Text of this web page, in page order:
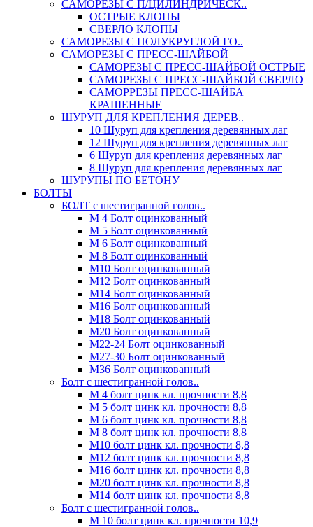
САМОРЕЗЫ С П/ЦИЛИНДРИЧЕСК..
ОСТРЫЕ КЛОПЫ
СВЕРЛО КЛОПЫ
САМОРЕЗЫ С ПОЛУКРУГЛОЙ ГО..
САМОРЕЗЫ С ПРЕСС-ШАЙБОЙ
САМОРЕЗЫ С ПРЕСС-ШАЙБОЙ ОСТРЫЕ
САМОРЕЗЫ С ПРЕСС-ШАЙБОЙ СВЕРЛО
САМОРРЕЗЫ ПРЕСС-ШАЙБА
КРАШЕННЫЕ
ШУРУП ДЛЯ КРЕПЛЕНИЯ ДЕРЕВ..
10 Шуруп для крепления деревянных лаг
12 Шуруп для крепления деревянных лаг
6 Шуруп для крепления деревянных лаг
8 Шуруп для крепления деревянных лаг
ШУРУПЫ ПО БЕТОНУ
БОЛТЫ
БОЛТ с шестигранной голов..
М 4 Болт оцинкованный
М 5 Болт оцинкованный
М 6 Болт оцинкованный
М 8 Болт оцинкованный
М10 Болт оцинкованный
М12 Болт оцинкованный
М14 Болт оцинкованный
М16 Болт оцинкованный
М18 Болт оцинкованный
М20 Болт оцинкованный
М22-24 Болт оцинкованный
М27-30 Болт оцинкованный
М36 Болт оцинкованный
Болт с шестигранной голов..
М 4 болт цинк кл. прочности 8,8
М 5 болт цинк кл. прочности 8,8
М 6 болт цинк кл. прочности 8,8
М 8 болт цинк кл. прочности 8,8
М10 болт цинк кл. прочности 8,8
М12 болт цинк кл. прочности 8,8
М16 болт цинк кл. прочности 8,8
М20 болт цинк кл. прочности 8,8
М14 болт цинк кл. прочности 8,8
Болт с шестигранной голов..
М 10 болт цинк кл. прочности 10,9